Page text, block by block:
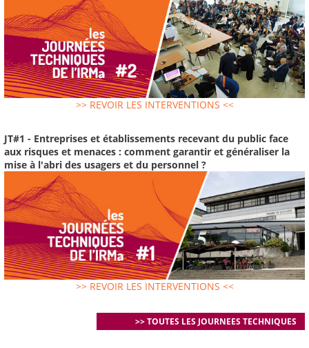
>> REVOIR LES INTERVENTIONS <<
JT#1 - Entreprises et établissements recevant du public face
aux risques et menaces : comment garantir et généraliser la
mise à l'abri des usagers et du personnel ?
>> REVOIR LES INTERVENTIONS <<
>> TOUTES LES JOURNEES TECHNIQUES